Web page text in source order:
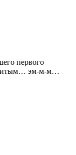
первого
эм-м-м…